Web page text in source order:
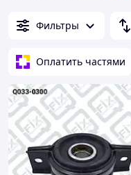
Фильтры
Оплатить частями